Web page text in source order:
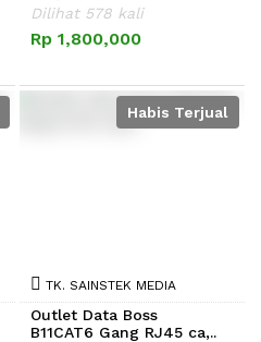
Dilihat 578 kali
Rp 1,800,000
Habis Terjual
TK. SAINSTEK MEDIA
Outlet Data Boss
B11CAT6 Gang RJ45 ca,..